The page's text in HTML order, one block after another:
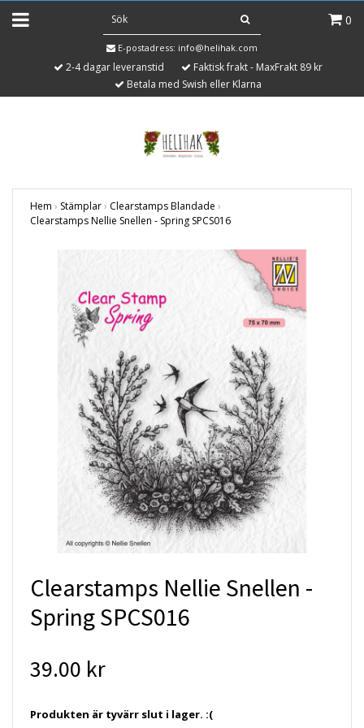
0
E-postadress: info@helihak.com
2-4 dagar leveranstid
Faktisk frakt - MaxFrakt 89 kr
Betala med Swish eller Klarna
Hem › Stämplar› Clearstamps Blandade ›
Clearstamps Nellie Snellen - Spring SPCS016
Clearstamps Nellie Snellen -
Spring SPCS016
39.00 kr
Produkten är tyvärr slut i lager. :(